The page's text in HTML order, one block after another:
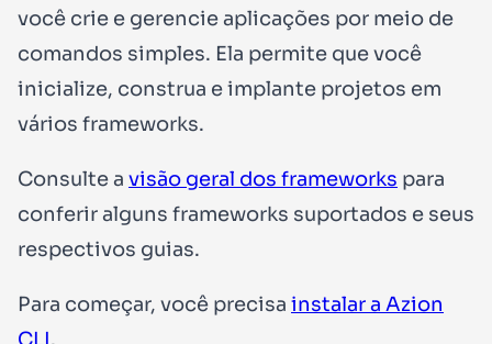
você crie e gerencie aplicações por meio de
comandos simples. Ela permite que você
inicialize, construa e implante projetos em
vários frameworks.
Consulte a visão geral dos frameworks para
conferir alguns frameworks suportados e seus
respectivos guias.
Para começar, você precisa instalar a Azion